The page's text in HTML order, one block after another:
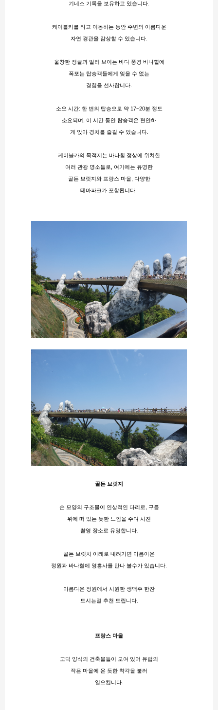
기네스 기록을 보유하고 있습니다​.
케이블카를 타고 이동하는 동안 주변의 아름다운
자연 경관을 감상할 수 있습니다.
울창한 정글과 멀리 보이는 바다 풍경 바나힐에
폭포는 탑승객들에게 잊을 수 없는
경험을 선사합니다​.
소요 시간: 한 번의 탑승으로 약 17~20분 정도
소요되며, 이 시간 동안 탑승객은 편안하
게 앉아 경치를 즐길 수 있습니다​.
케이블카의 목적지는 바나힐 정상에 위치한
여러 관광 명소들로, 여기에는 유명한
골든 브릿지와 프랑스 마을, 다양한
테마파크가 포함됩니다.
골든 브릿지
손 모양의 구조물이 인상적인 다리로, 구름
위에 떠 있는 듯한 느낌을 주며 사진
촬영 장소로 유명합니다.
골든 브릿치 아래로 내려가면 아름아운
정원과 바나힐에 영흥사를 만나 볼수가 있습니다.
아름다운 정원에서 시원한 생맥주 한잔
드시는걸 추천 드립니다.
프랑스 마을
고딕 양식의 건축물들이 모여 있어 유럽의
작은 마을에 온 듯한 착각을 불러
일으킵니다.